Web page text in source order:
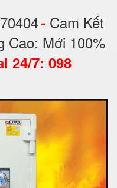
- Cam Kết
Cao: Mới 100%
24/7: 098